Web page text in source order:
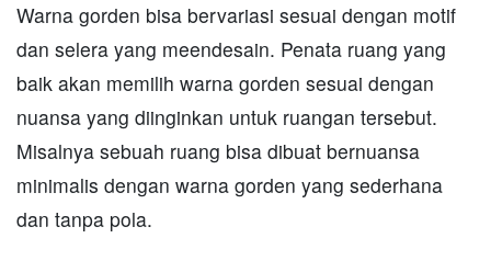
Warna gorden bisa bervariasi sesuai dengan motif
dan selera yang meendesain. Penata ruang yang
baik akan memilih warna gorden sesuai dengan
nuansa yang diinginkan untuk ruangan tersebut.
Misalnya sebuah ruang bisa dibuat bernuansa
minimalis dengan warna gorden yang sederhana
dan tanpa pola.